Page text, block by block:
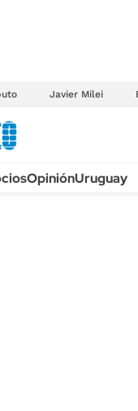
Javier Milei
OpiniónUruguay